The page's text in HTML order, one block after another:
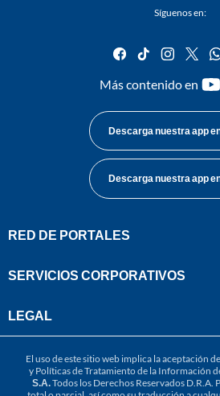
Síguenos en:
facebook
tiktok
Más contenido en
Descarga nuestra app
Descarga nuestra app
RED DE PORTALES
SERVICIOS CORPORATIVOS
LEGAL
El uso de este sitio web implica la aceptación
y Políticas de Tratamiento de la Información
S.A.Todos los Derechos Reservados